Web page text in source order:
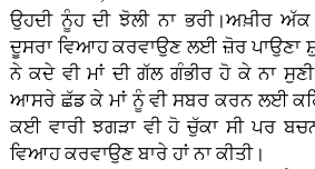
ਉਹਦੀ ਨੂੰਹ ਦੀ ਝੋਲੀ ਨਾ ਭਰੀ।ਅਖ਼ੀਰ
ਦੂਸਰਾ ਵਿਆਹ ਕਰਵਾਉਣ ਲਈ ਜ਼ੋਰ ਪਾਉਣਾ
ਨੇ ਕਦੇ ਵੀ ਮਾਂ ਦੀ ਗੱਲ ਗੰਭੀਰ ਹੋ ਕੇ ਨਾ
ਆਸਰੇ ਛੱਡ ਕੇ ਮਾਂ ਨੂੰ ਵੀ ਸਬਰ ਕਰਨ ਲਈ
ਕਈ ਵਾਰੀ ਝਗੜਾ ਵੀ ਹੋ ਚੁੱਕਾ ਸੀ ਪਰ
ਵਿਆਹ ਕਰਵਾਉਣ ਬਾਰੇ ਹਾਂ ਨਾ ਕੀਤੀ।